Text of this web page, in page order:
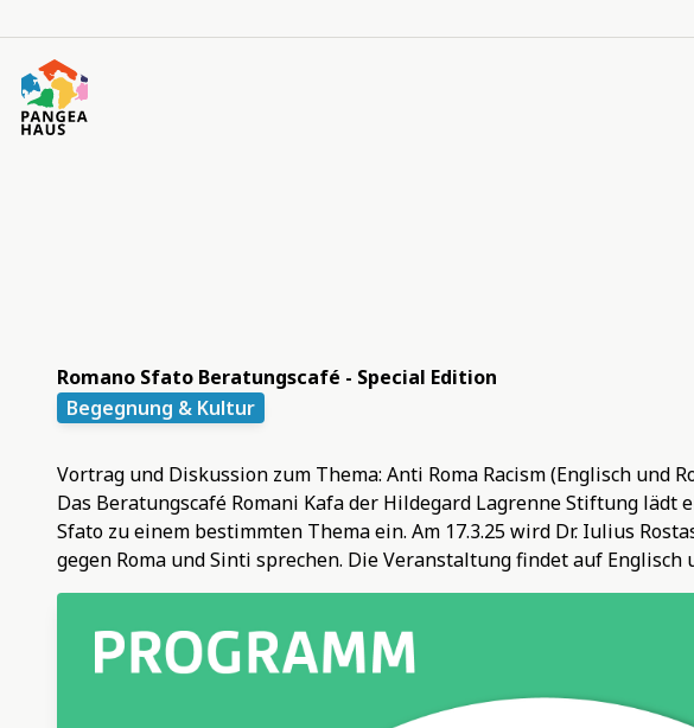
Romano Sfato Beratungscafé - Special Edition
Begegnung & Kultur
Vortrag und Diskussion zum Thema: Anti Roma Racism (Englisch und
Das Beratungscafé Romani Kafa der Hildegard Lagrenne Stiftung lädt
Sfato zu einem bestimmten Thema ein. Am 17.3.25 wird Dr. Iulius
gegen Roma und Sinti sprechen. Die Veranstaltung findet auf Englisch